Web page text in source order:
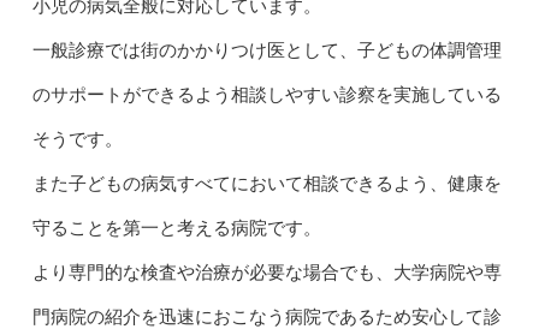
小児の病気全般に対応しています。
一般診療では街のかかりつけ医として、子どもの体調管理
のサポートができるよう相談しやすい診察を実施している
そうです。
また子どもの病気すべてにおいて相談できるよう、健康を
守ることを第一と考える病院です。
より専門的な検査や治療が必要な場合でも、大学病院や専
門病院の紹介を迅速におこなう病院であるため安心して診